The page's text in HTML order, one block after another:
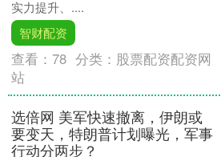
实力提升、....
智财配资
查看：78 分类： 股票配资配资网
站
选倍网 美军快速撤离，伊朗或
要变天，特朗普计划曝光，军事
行动分两步？